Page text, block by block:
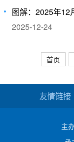
图解：2025年12
2025-12-24
首页
友情链接
主